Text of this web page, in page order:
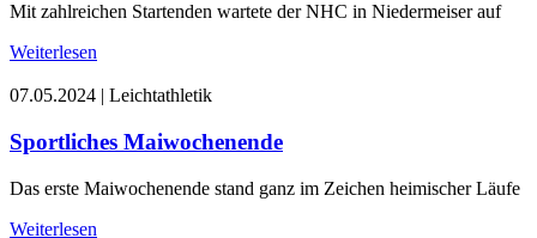
Mit zahlreichen Startenden wartete der NHC in Niedermeiser auf
Weiterlesen
07.05.2024 | Leichtathletik
Sportliches Maiwochenende
Das erste Maiwochenende stand ganz im Zeichen heimischer Läufe
Weiterlesen